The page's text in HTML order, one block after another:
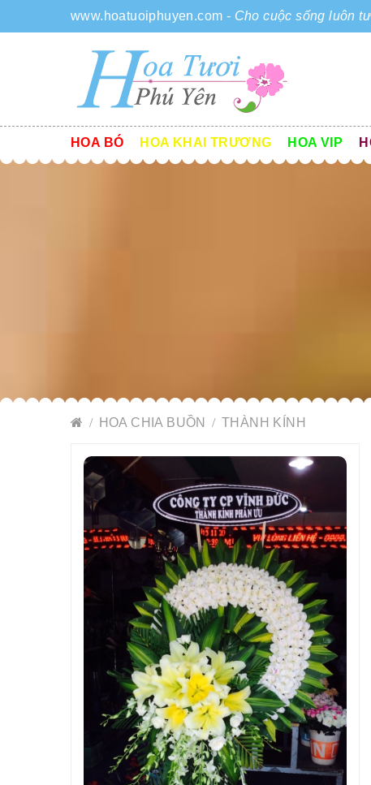
www.hoatuoiphuyen.com - Cho cuộc sống luôn
HOA BÓ HOA KHAI TRƯƠNG HOA VIP
HOA CHIA BUỒN THÀNH KÍNH